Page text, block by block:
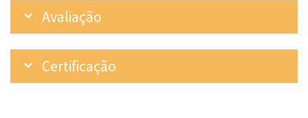
Avaliação
Certificação